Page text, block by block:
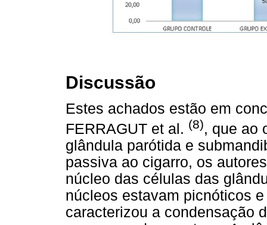
Discussão
Estes achados estão em
FERRAGUT et al. (8), que ao
glândula parótida e
passiva ao cigarro, os
núcleo das células das
núcleos estavam picnóticos
caracterizou a condensação